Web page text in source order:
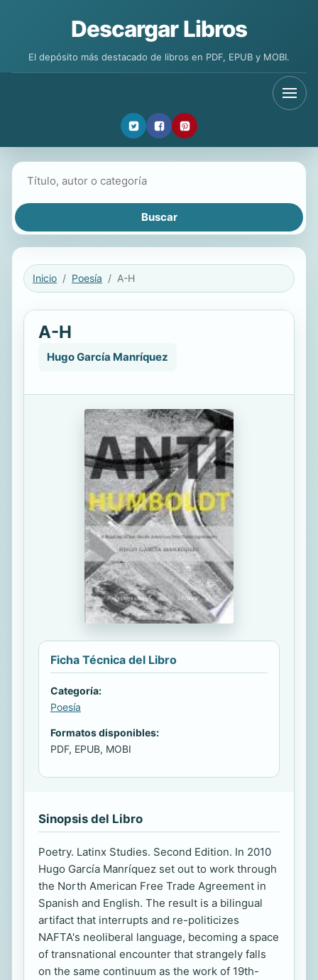
Descargar Libros
El depósito más destacado de libros en PDF, EPUB y MOBI.
Inicio Poesía A-H
A-H
Hugo García Manríquez
Ficha Técnica del Libro
Categoría:
Poesía
Formatos disponibles:
PDF, EPUB, MOBI
Sinopsis del Libro
Poetry. Latinx Studies. Second Edition. In 2010
Hugo García Manríquez set out to work through
the North American Free Trade Agreement in
Spanish and English. The result is a bilingual
artifact that interrupts and re-politicizes
NAFTA's neoliberal language, becoming a space
of transnational encounter that strangely falls
on the same continuum as the work of 19th-